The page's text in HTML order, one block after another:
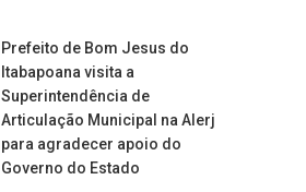
Prefeito de Bom Jesus do
Itabapoana visita a
Superintendência de
Articulação Municipal na Alerj
para agradecer apoio do
Governo do Estado